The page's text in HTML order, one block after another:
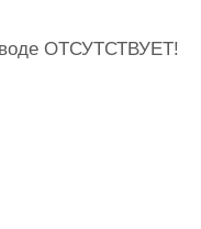
ОТСУТСТВУЕТ!